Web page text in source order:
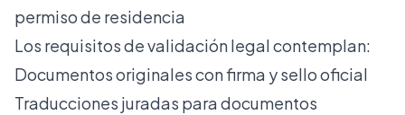
permiso de residencia
Los requisitos de validación legal contemplan:
Documentos originales con firma y sello oficial
Traducciones juradas para documentos